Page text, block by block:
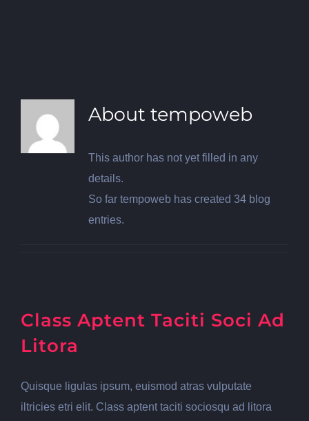
About tempoweb
This author has not yet filled in any
details.
So far tempoweb has created 34 blog
entries.
Class Aptent Taciti Soci Ad
Litora
Quisque ligulas ipsum, euismod atras vulputate
iltricies etri elit. Class aptent taciti sociosqu ad litora